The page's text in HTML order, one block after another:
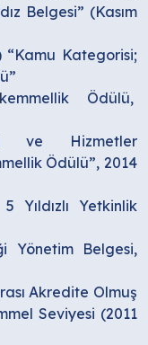
Belgesi” (Kasım
“Kamu Kategorisi;
Ödülü,
ve Hizmetler
Ödülü”, 2014
Yıldızlı Yetkinlik
Yönetim Belgesi,
Akredite Olmuş
Seviyesi (2011